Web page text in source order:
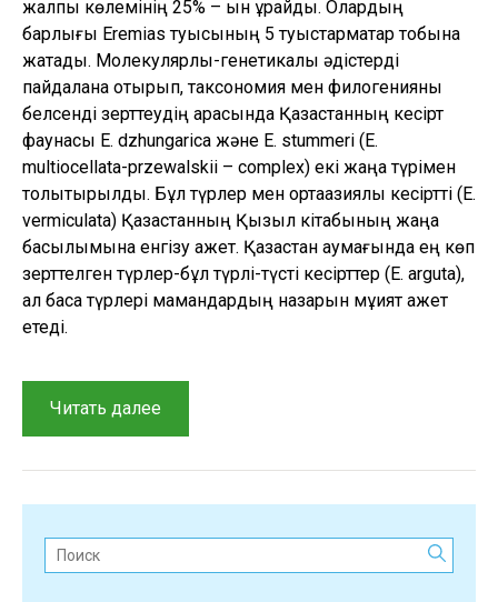
жалпы көлемінің 25% – ын құрайды. Олардың
барлығы Eremias туысының 5 туыстармақтар тобына
жатады. Молекулярлы-генетикалық әдістерді
пайдалана отырып, таксономия мен филогенияны
белсенді зерттеудің арқасында Қазақстанның кесірт
фаунасы E. dzhungarica және E. stummeri (E.
multiocellata-przewalskii – complex) екі жаңа түрімен
толықтырылды. Бұл түрлер мен ортаазиялық кесіртті (E.
vermiculata) Қазақстанның Қызыл кітабының жаңа
басылымына енгізу қажет. Қазақстан аумағында ең көп
зерттелген түрлер-бұл түрлі-түсті кесірттер (E. arguta),
ал басқа түрлері мамандардың назарын мұқият қажет
етеді.
Читать далее
кесірттердің
қорытындылары
Поиск: